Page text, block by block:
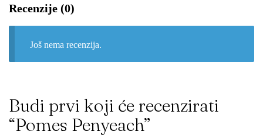
Recenzije (0)
Još nema recenzija.
Budi prvi koji će recenzirati
“Pomes Penyeach”